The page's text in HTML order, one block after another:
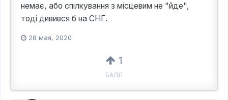
немає, або спілкування з місцевим не "йде",
тоді дивився б на СНГ.
28 мая, 2020
1
БАЛЛ